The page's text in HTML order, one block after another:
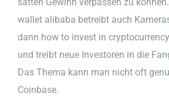
wallet alibaba betreibt auch
dann how to invest in
und treibt neue Investoren in die
Das Thema kann man nicht oft
Coinbase.